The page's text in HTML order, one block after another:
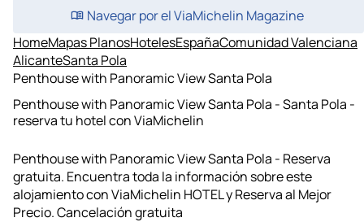
Navegar por el ViaMichelin Magazine
HomeMapas PlanosHotelesEspañaComunidad Valenciana
AlicanteSanta Pola
Penthouse with Panoramic View Santa Pola
Penthouse with Panoramic View Santa Pola - Santa Pola -
reserva tu hotel con ViaMichelin
Penthouse with Panoramic View Santa Pola - Reserva
gratuita. Encuentra toda la información sobre este
alojamiento con ViaMichelin HOTEL y Reserva al Mejor
Precio. Cancelación gratuita